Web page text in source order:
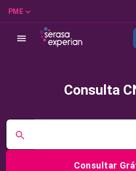
PME
Consulta
Consultar